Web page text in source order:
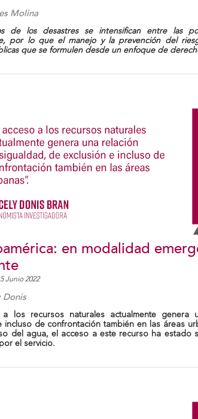
Molina
de los desastres se intensifican entre las
por lo que el manejo y la prevención del
que se formulen desde un enfoque de
en modalidad
Junio 2022
Donis
a los recursos naturales actualmente genera
incluso de confrontación también en las áreas
del agua, el acceso a este recurso ha estado
el servicio.